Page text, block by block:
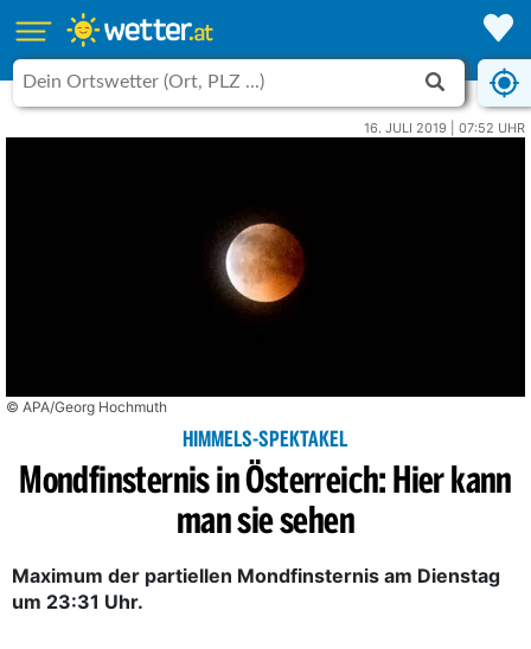
16. JULI 2019 | 07:52 UHR
© APA/Georg Hochmuth
HIMMELS-SPEKTAKEL
Mondfinsternis in Österreich: Hier kann
man sie sehen
Maximum der partiellen Mondfinsternis am Dienstag
um 23:31 Uhr.